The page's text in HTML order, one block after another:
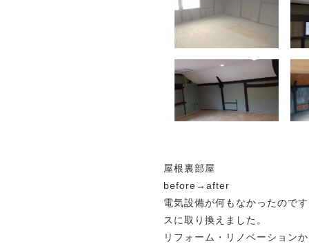
屋根裏部屋
before→after
電気設備が何もなかったので
スに取り換えました。
リフォーム・リノベーション